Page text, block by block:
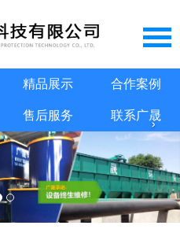
精品展示 合作案例
售后服务 联系广晟
›